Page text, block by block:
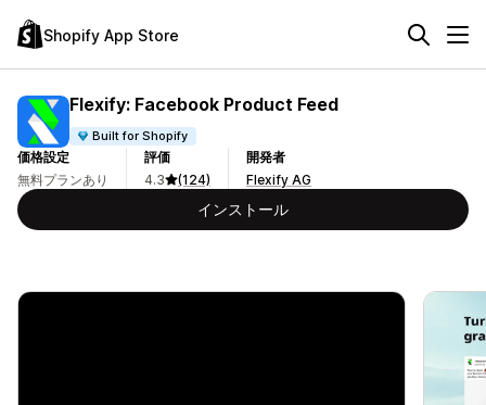
Shopify App Store
Flexify: Facebook Product Feed
Built for Shopify
価格設定
無料プランあり
評価
4.3
(124)
開発者
Flexify AG
インストール